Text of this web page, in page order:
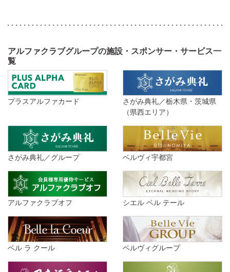
アルファクラブグループの施設・スポンサー・サービス一
覧
プラスアルファカード
さがみ典礼／栃木県・茨城県
（県西エリア）
さがみ典礼／グループ ベルヴィ宇都宮
アルファクラブオフ シエル ベル テール
ベル ラ クール ベルヴィグループ